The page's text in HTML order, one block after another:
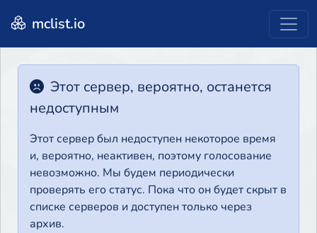
mclist.io
Этот сервер, вероятно, останется
недоступным
Этот сервер был недоступен некоторое время
и, вероятно, неактивен, поэтому голосование
невозможно. Мы будем периодически
проверять его статус. Пока что он будет скрыт в
списке серверов и доступен только через
архив.